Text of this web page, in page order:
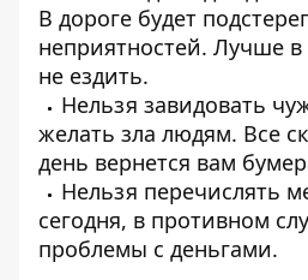
В дороге будет
неприятностей. Лучше в
не ездить.
Нельзя завидовать
желать зла людям. Все
день вернется вам
Нельзя перечислять
сегодня, в противном
проблемы с деньгами.